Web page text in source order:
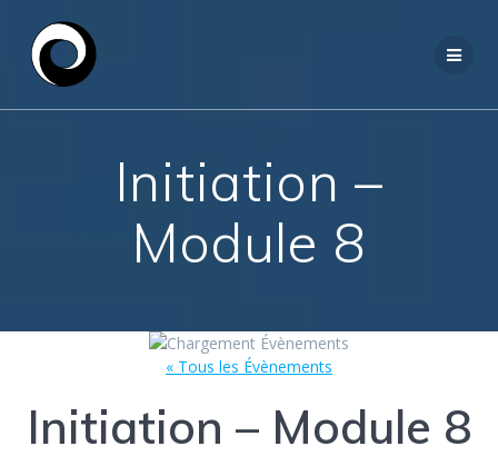
Initiation –
Module 8
« Tous les Évènements
Initiation – Module 8